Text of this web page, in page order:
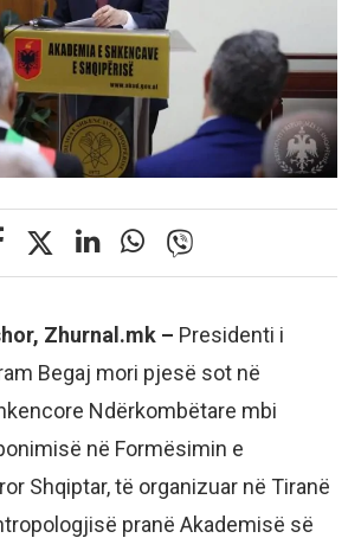
Zhurnal.mk – Presidenti i
Begaj mori pjesë sot në
Ndërkombëtare mbi
në Formësimin e
Shqiptar, të organizuar në Tiranë
pranë Akademisë së